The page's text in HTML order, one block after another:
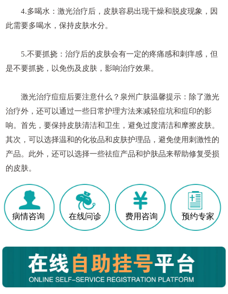
4.多喝水：激光治疗后，皮肤容易出现干燥和脱皮现象，因
此需要多喝水，保持皮肤水分。
5.不要抓挠：治疗后的皮肤会有一定的疼痛感和刺痒感，但
是不要抓挠，以免伤及皮肤，影响治疗效果。
激光治疗痘痘后要注意什么？泉州广肤温馨提示：除了激光
治疗外，还可以通过一些日常护理方法来减轻痘坑和痘印的影
响。首先，要保持皮肤清洁和卫生，避免过度清洁和摩擦皮肤。
其次，可以选择温和的化妆品和皮肤护理品，避免使用刺激性的
产品。此外，还可以选择一些祛痘产品和护肤品来帮助修复受损
的皮肤。
病情咨询 在线问诊 费用咨询 预约专家